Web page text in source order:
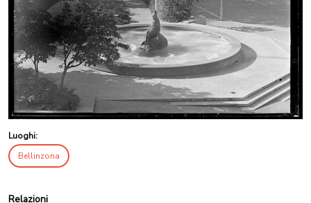
Luoghi:
Bellinzona
Relazioni